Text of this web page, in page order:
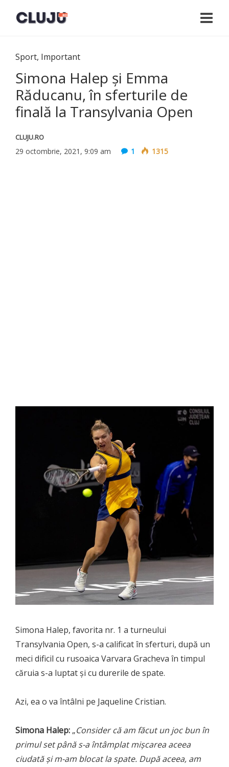
Sport, Important
Simona Halep și Emma
Răducanu, în sferturile de
finală la Transylvania Open
CLUJU.RO
29 octombrie, 2021, 9:09 am 1 1315
Simona Halep, favorita nr. 1 a turneului
Transylvania Open, s-a calificat în sferturi, după un
meci dificil cu rusoaica Varvara Gracheva în timpul
căruia s-a luptat și cu durerile de spate.
Azi, ea o va întâlni pe Jaqueline Cristian.
Simona Halep: „Consider că am făcut un joc bun în
primul set până s-a întâmplat mișcarea aceea
ciudată și m-am blocat la spate. După aceea, am